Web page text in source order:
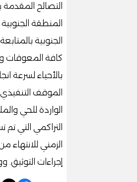
التصالح
المنطقة
الجنوبية
كافة المعوقات
بالأحياء لسرعة
الموقف
الواردة للحي
التراكمي التي
الزمني
إجراءات